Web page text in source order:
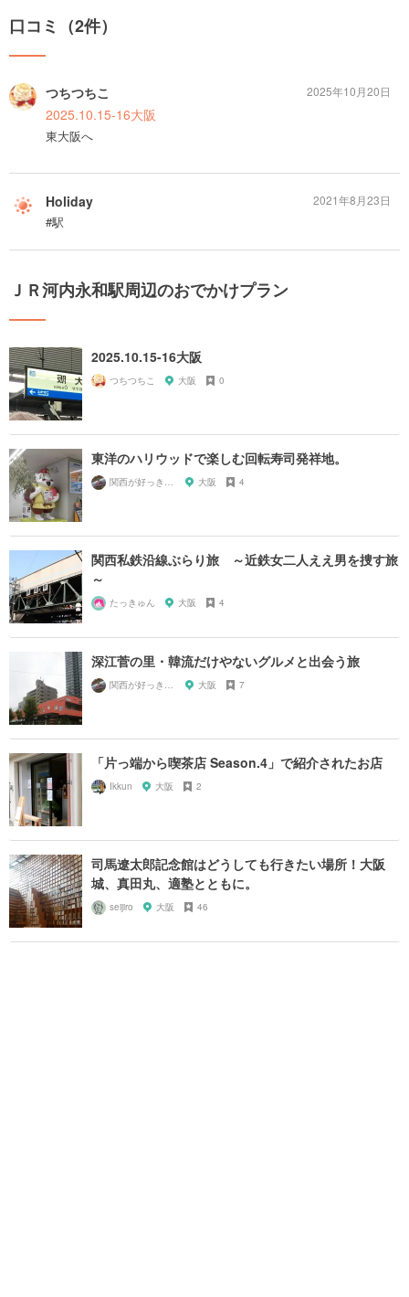
口コミ（2件）
つちつちこ
2025.10.15-16大阪
東大阪へ
2025年10月20日
Holiday
#駅
2021年8月23日
ＪＲ河内永和駅周辺のおでかけプラン
2025.10.15-16大阪
つちつちこ 大阪 0
東洋のハリウッドで楽しむ回転寿司発祥地。
大阪 4
関西私鉄沿線ぶらり旅 ～近鉄女二人ええ男を捜す旅
～
たっきゅん 大阪 4
深江菅の里・韓流だけやないグルメと出会う旅
大阪 7
「片っ端から喫茶店 Season.4」で紹介されたお店
Ikkun 大阪 2
司馬遼太郎記念館はどうしても行きたい場所！大阪
城、真田丸、適塾とともに。
seijiro 大阪 46